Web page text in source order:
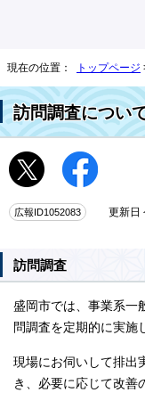
現在の位置： トップページ
訪問調査につい
広報ID1052083 更新日
訪問調査
盛岡市では、事業系一
問調査を定期的に実施
現場にお伺いして排出
き、必要に応じて改善